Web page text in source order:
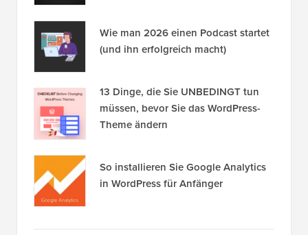
Wie man 2026 einen Podcast startet
(und ihn erfolgreich macht)
13 Dinge, die Sie UNBEDINGT tun
müssen, bevor Sie das WordPress-
Theme ändern
So installieren Sie Google Analytics
in WordPress für Anfänger